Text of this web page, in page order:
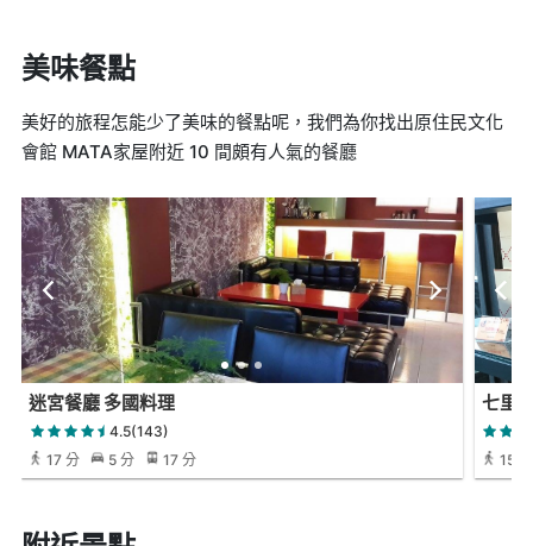
美味餐點
美好的旅程怎能少了美味的餐點呢，我們為你找出原住民文化
會館 MATA家屋附近 10 間頗有人氣的餐廳
迷宮餐廳 多國料理
4.5(143)
17 分
5 分 17 分
七里
15 分